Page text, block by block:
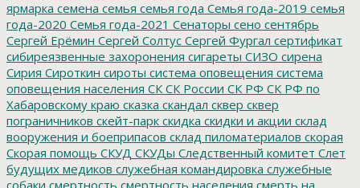
ярмарка семена семья семья года Семья года-2019 семья
года-2020 Семья года-2021 Сенаторы сено сентябрь
Сергей Ерёмин Сергей Солтус Сергей Фургал сертификат
сибиреязвенные захоронения сигареты СИЗО сирена
Сирия Сироткин сироты система оповещения система
оповещения населения СК СК России СК РФ СК РФ по
Хабаровскому краю сказка скандал сквер сквер
пограничников скейт-парк скидка скидки и акции склад
вооружения и боеприпасов склад пиломатериалов скорая
Скорая помощь СКУД СКУДы Следственный комитет Слет
будущих медиков служебная командировка служебные
собаки смертность смертность населения смерть на